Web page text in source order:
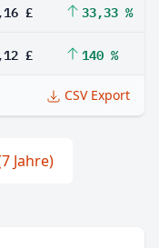
£ 33,33 %
£ 140 %
CSV Export
Jahre)